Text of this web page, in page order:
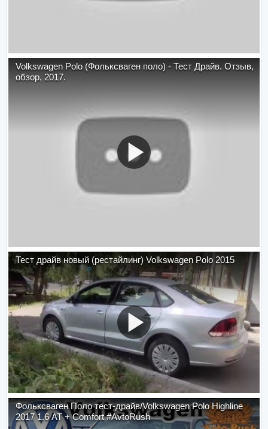
Volkswagen Polo (Фольксваген поло) - Тест Драйв. Отзыв,
обзор, 2017.
Тест драйв новый (рестайлинг) Volkswagen Polo 2015
Фольксваген Поло тест-драйв/Volkswagen Polo Highline
2017 1.6 AT + Comfort #AvtoRush